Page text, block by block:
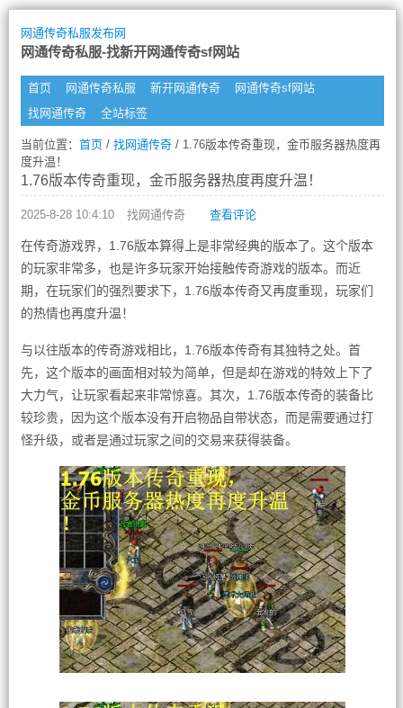
网通传奇私服发布网
网通传奇私服-找新开网通传奇sf网站
首页 网通传奇私服 新开网通传奇
网通传奇sf网站
找网通传奇
全站标签
当前位置： 首页/ 找网通传奇/ 1.76版本传奇重现，金币服务器热度再
度升温！
1.76版本传奇重现，金币服务器热度再度升温！
2025-8-28 10:4:10 找网通传奇 查看评论
在传奇游戏界，1.76版本算得上是非常经典的版本了。这个版本
的玩家非常多，也是许多玩家开始接触传奇游戏的版本。而近
期，在玩家们的强烈要求下，1.76版本传奇又再度重现，玩家们
的热情也再度升温！
与以往版本的传奇游戏相比，1.76版本传奇有其独特之处。首
先，这个版本的画面相对较为简单，但是却在游戏的特效上下了
大力气，让玩家看起来非常惊喜。其次，1.76版本传奇的装备比
较珍贵，因为这个版本没有开启物品自带状态，而是需要通过打
怪升级，或者是通过玩家之间的交易来获得装备。